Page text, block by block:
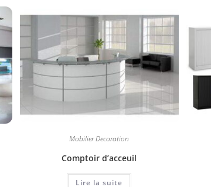
Mobilier Decoration
Comptoir d’acceuil
Lire la suite